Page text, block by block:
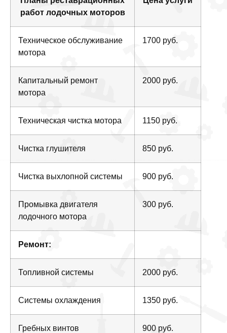
работ лодочных моторов
Техническое обслуживание
мотора
1700 руб.
Капитальный ремонт
мотора
2000 руб.
Техническая чистка мотора 1150 руб.
Чистка глушителя 850 руб.
Чистка выхлопной системы 900 руб.
Промывка двигателя
лодочного мотора
300 руб.
Ремонт:
Топливной системы 2000 руб.
Системы охлаждения 1350 руб.
Гребных винтов 900 руб.